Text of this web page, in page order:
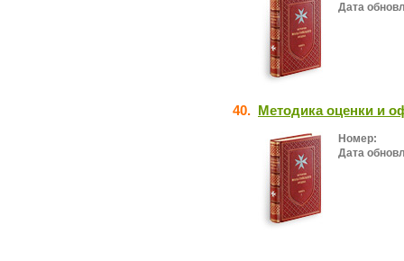
Дата
40. Методика оценки и
Номер:
Дата